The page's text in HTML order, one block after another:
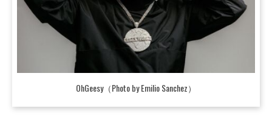
OhGeesy（Photo by Emilio Sanchez）